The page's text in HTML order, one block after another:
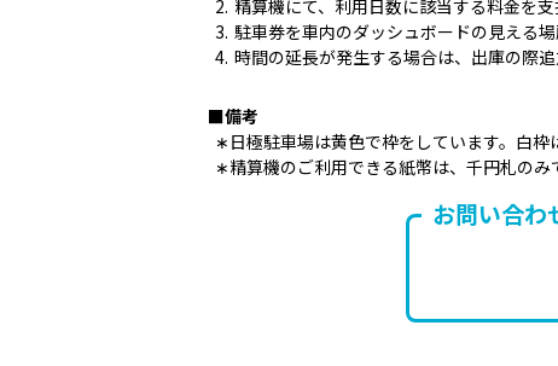
精算機にて、利用日数に該当する料金を支
駐車券を車内のダッシュボードの見える場
時間の延長が発生する場合は、出庫の際追
■備考
∗ 日極駐車場は黄色で枠をしています。白枠
∗精算機のご利用できる紙幣は、千円札のみ
お問い合わ